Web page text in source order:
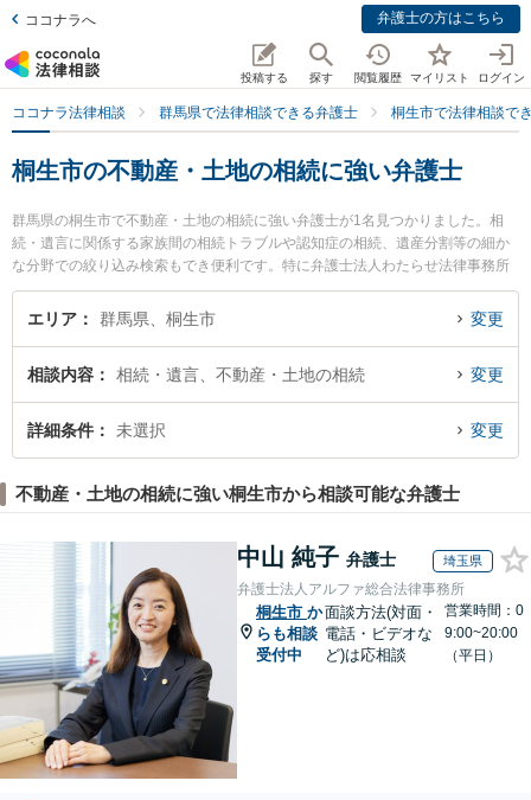
ココナラへ 弁護士の方はこちら
投稿する 探す 閲覧履歴 マイリスト ログイン
ココナラ法律相談 群馬県で法律相談できる弁護士 桐生市で法律相談で
桐生市の不動産・土地の相続に強い弁護士
群馬県の桐生市で不動産・土地の相続に強い弁護士が1名見つかりました。相
続・遺言に関係する家族間の相続トラブルや認知症の相続、遺産分割等の細か
な分野での絞り込み検索もでき便利です。特に弁護士法人わたらせ法律事務所
の馬場 大祐弁護士のプロフィール情報や弁護士費用、強みなどが注目されてい
ます。『桐生市で土日や夜間に発生した不動産・土地の相続のトラブルを今す
できる桐生市内の弁護士に相談予約したい』などでお困りの相談者さんにおす
すめです。
エリア 群馬県、桐生市 変更
相談内容 相続・遺言、不動産・土地の相続 変更
詳細条件 未選択 変更
不動産・土地の相続に強い桐生市から相談可能な弁護士
中山 純子 弁護士 埼玉県
弁護士法人アルファ総合法律事務所
桐生市 か
らも相談
受付中
面談方法(対面・
電話・ビデオな
ど)は応相談
営業時間：0
9:00~20:00
（平日）